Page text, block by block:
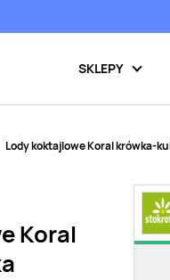
SKLEPY
Lody koktajlowe Koral krówka-
Koral